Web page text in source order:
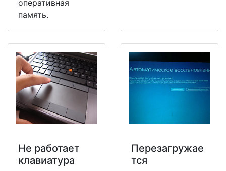
оперативная
память.
Не работает
клавиатура
Перезагружае
тся